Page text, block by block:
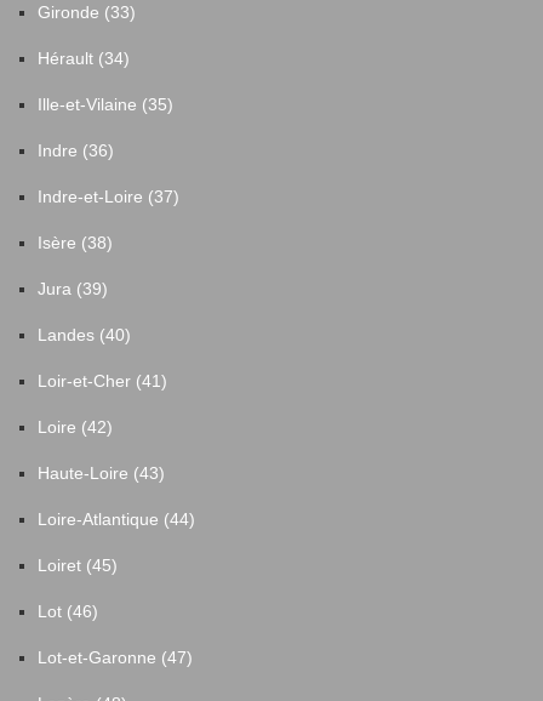
Gironde (33)
Hérault (34)
Ille-et-Vilaine (35)
Indre (36)
Indre-et-Loire (37)
Isère (38)
Jura (39)
Landes (40)
Loir-et-Cher (41)
Loire (42)
Haute-Loire (43)
Loire-Atlantique (44)
Loiret (45)
Lot (46)
Lot-et-Garonne (47)